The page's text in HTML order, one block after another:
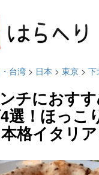
台湾 > 日本 > 東京 > 下
チにおす
選！ほっこ
格イタリ